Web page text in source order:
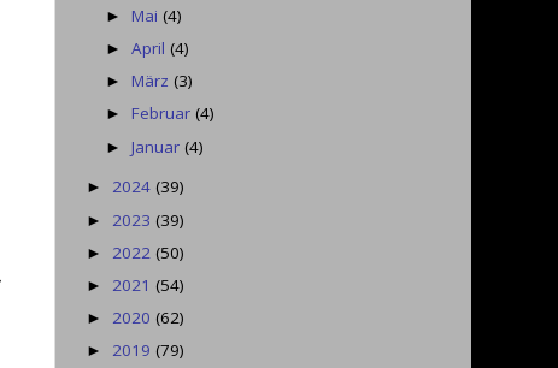
► Mai(4)
►April(4)
► März(3)
► Februar(4)
► Januar(4)
► 2024 (39)
► 2023 (39)
► 2022 (50)
► 2021 (54)
► 2020 (62)
► 2019 (79)